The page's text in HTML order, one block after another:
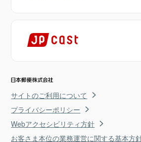
サイトのご利用について
プライバシーポリシー
Webアクセシビリティ方針
お客さま本位の業務運営に関する基本方